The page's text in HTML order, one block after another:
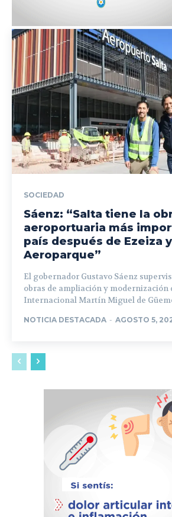
SOCIEDAD
Sáenz: “Salta tiene la
aeroportuaria más
país después de Ezeiza y
Aeroparque”
El gobernador Gustavo Sáenz
obras de ampliación y modernización
Internacional Martín Miguel de
NOTICIA DESTACADA - AGOSTO 5,